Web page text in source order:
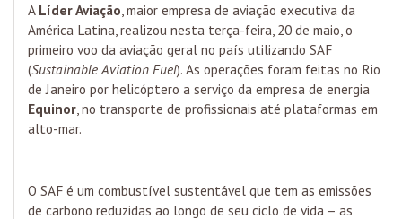
A Líder Aviação, maior empresa de aviação executiva da
América Latina, realizou nesta terça-feira, 20 de maio, o
primeiro voo da aviação geral no país utilizando SAF
(Sustainable Aviation Fuel). As operações foram feitas no Rio
de Janeiro por helicóptero a serviço da empresa de energia
Equinor, no transporte de profissionais até plataformas em
alto-mar.
O SAF é um combustível sustentável que tem as emissões
de carbono reduzidas ao longo de seu ciclo de vida – as